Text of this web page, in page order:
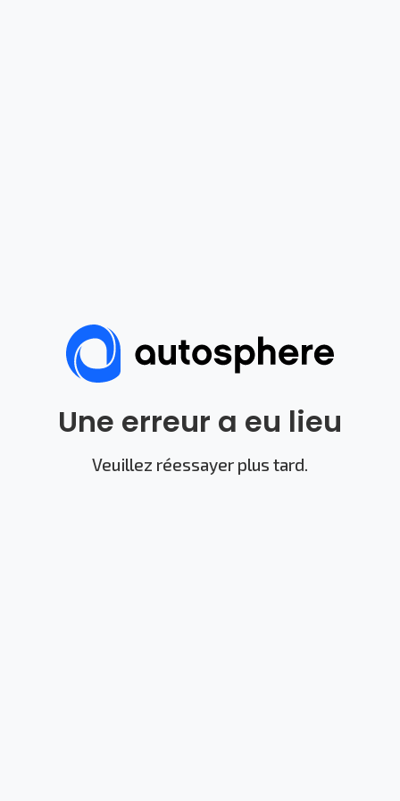
Une erreur a eu lieu
Veuillez réessayer plus tard.